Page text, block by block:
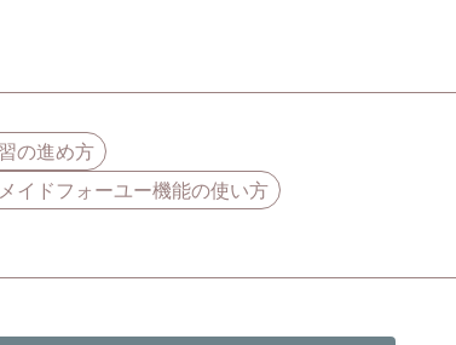
の進め方
メイドフォーユー機能の使い方